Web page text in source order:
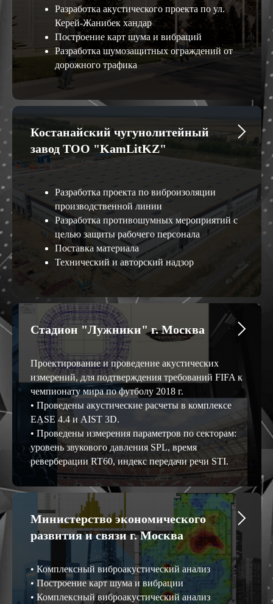
Разработка акустического проекта по ул.
Керей-Жанибек хандар
Построение карт шума и вибраций
Разработка шумозащитных ограждений от
дорожного трафика
Костанайский чугунолитейный
завод ТОО "KamLitKZ"
Разработка проекта по виброизоляции
производственной линии
Разработка противошумных мероприятий с
целью защиты рабочего персонала
Поставка материала
Технический и авторский надзор
Стадион "Лужники" г. Москва
Проектирование и проведение акустических
измерений, для подтверждения требований FIFA к
чемпионату мира по футболу 2018 г.
• Проведены акустические расчеты в комплексе
EASE 4.4 и AIST 3D.
• Проведены измерения параметров по секторам:
уровень звукового давления SPL, время
реверберации RT60, индекс передачи речи STI.
Министерство экономического
развития и связи г. Москва
• Комплексный виброакустический анализ
• Построение карт шума и вибрации
• Комплексный виброакустический анализ